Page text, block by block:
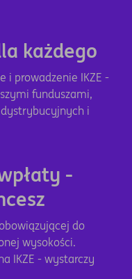
każdego
i prowadzenie IKZE -
funduszami,
i
-
do
wysokości.
IKZE - wystarczy